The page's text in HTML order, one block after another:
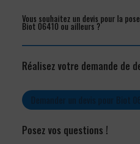
Vous souhaitez un devis pour la
Biot 06410 ou ailleurs ?
Réalisez votre demande de
Posez vos questions !